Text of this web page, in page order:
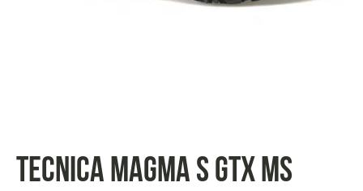
Tecnica Magma S GTX MS